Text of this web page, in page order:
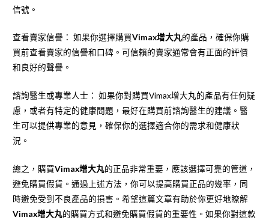
信號。
查看賣家信譽： 如果你選擇購買Vimax增大丸的產品，確保你購
買前查看賣家的信譽和口碑。可信賴的賣家通常會有正面的評價
和良好的聲譽。
諮詢醫生或專業人士： 如果你對購買Vimax增大丸的產品有任何疑
慮，或者有特定的健康問題，最好在購買前諮詢醫生的建議。醫
生可以提供專業的意見，確保你的選擇適合你的需求和健康狀
況。
總之，購買Vimax增大丸的正品非常重要，應該選擇可靠的管道，
避免購買假貨。通過上述方法，你可以提高購買正品的幾率，同
時避免受到不良產品的損害。希望這篇文章有助於你更好地瞭解
Vimax增大丸的購買方式和避免購買假貨的重要性。如果你對這款